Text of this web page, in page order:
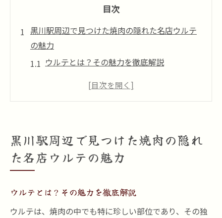
目次
黒川駅周辺で見つけた焼肉の隠れた名店ウルテ
の魅力
ウルテとは？その魅力を徹底解説
一度は訪れるべき理由とは
絶品ウルテを味わえる時間帯
焼肉好き必見！噛むほど旨味が広がるウルテの
ウルテの食感と味わいの魅力
焼き加減で変わるウルテの楽しみ方
黒川駅周辺で見つけた焼肉の隠れ
た名店ウルテの魅力
ウルテとは？その魅力を徹底解説
ウルテは、焼肉の中でも特に珍しい部位であり、その独